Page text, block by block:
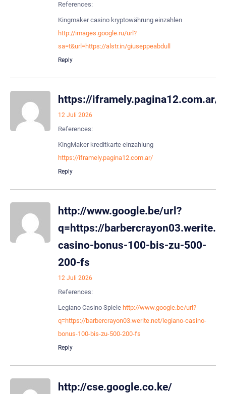
References:
Kingmaker casino kryptowährung einzahlen
http://images.google.ru/url?
sa=t&url=https://alstr.in/giuseppeabdull
Reply
https://iframely.pagina12.com.ar/
12 Juli 2026
References:
KingMaker kreditkarte einzahlung
https://iframely.pagina12.com.ar/
Reply
http://www.google.be/url?
q=https://
casino-bonus-100-bis-zu-500-
200-fs
12 Juli 2026
References:
Legiano Casino Spiele http://www.google.be/url?
q=https://barbercrayon03.werite.net/legiano-casino-
bonus-100-bis-zu-500-200-fs
Reply
http://cse.google.co.ke/